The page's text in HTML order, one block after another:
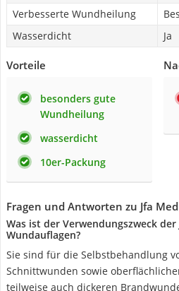
Verbesserte Wundheilung
Wasserdicht
Ja
Vorteile
besonders gute
Wundheilung
wasserdicht
10er-Packung
Fragen und Antworten zu Jfa
Was ist der Verwendungszweck
Wundauflagen?
Sie sind für die Selbstbehandlung
Schnittwunden sowie
teilweise auch dickeren